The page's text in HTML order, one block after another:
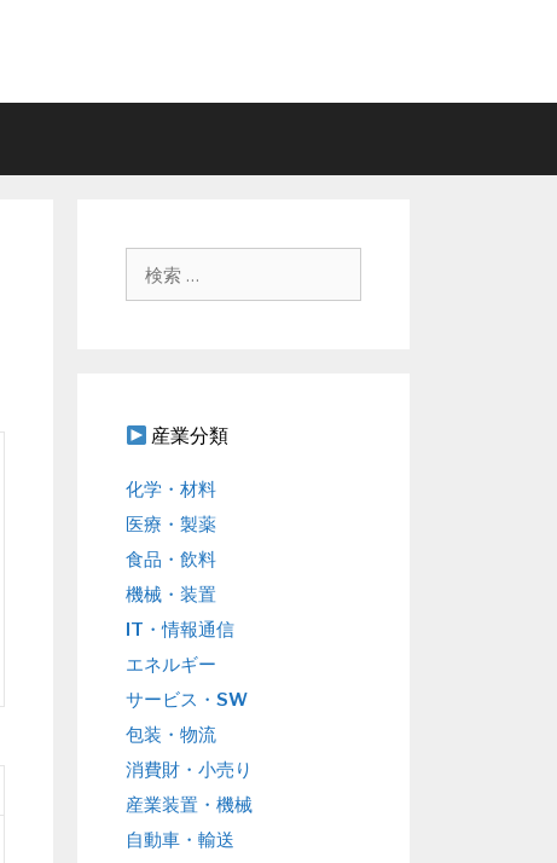
産業分類
化学・材料
医療・製薬
食品・飲料
機械・装置
IT・情報通信
エネルギー
サービス・SW
包装・物流
消費財・小売り
産業装置・機械
自動車・輸送